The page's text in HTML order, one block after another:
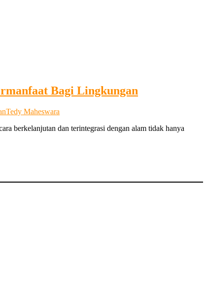
Bagi Lingkungan
Tedy Maheswara
berkelanjutan dan terintegrasi dengan alam tidak hanya